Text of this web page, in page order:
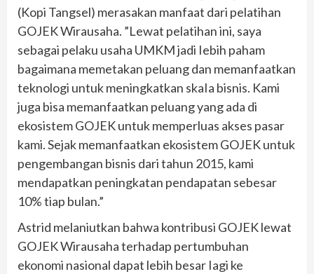
(Kopi Tangsel) merasakan manfaat dari pelatihan
GOJEK Wirausaha. ”Lewat pelatihan ini, saya
sebagai pelaku usaha UMKM jadi Iebih paham
bagaimana memetakan peluang dan memanfaatkan
teknologi untuk meningkatkan skaIa bisnis. Kami
juga bisa memanfaatkan peluang yang ada di
ekosistem GOJEK untuk memperluas akses pasar
kami. Sejak memanfaatkan ekosistem GOJEK untuk
pengembangan bisnis dari tahun 2015, kami
mendapatkan peningkatan pendapatan sebesar
10% tiap bulan.”
Astrid melaniutkan bahwa kontribusi GOJEK lewat
GOJEK Wirausaha terhadap pertumbuhan
ekonomi nasional dapat lebih besar Iagi ke